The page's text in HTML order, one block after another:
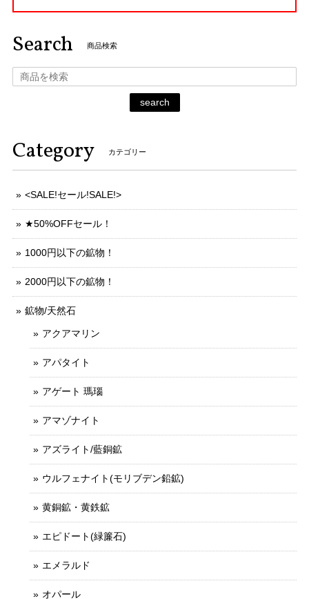
Search 商品検索
search
Category カテゴリー
<SALE!セール!SALE!>
★50%OFFセール！
1000円以下の鉱物！
2000円以下の鉱物！
鉱物/天然石
アクアマリン
アパタイト
アゲート 瑪瑙
アマゾナイト
アズライト/藍銅鉱
ウルフェナイト(モリブデン鉛鉱)
黄銅鉱・黄鉄鉱
エピドート(緑簾石)
エメラルド
オパール